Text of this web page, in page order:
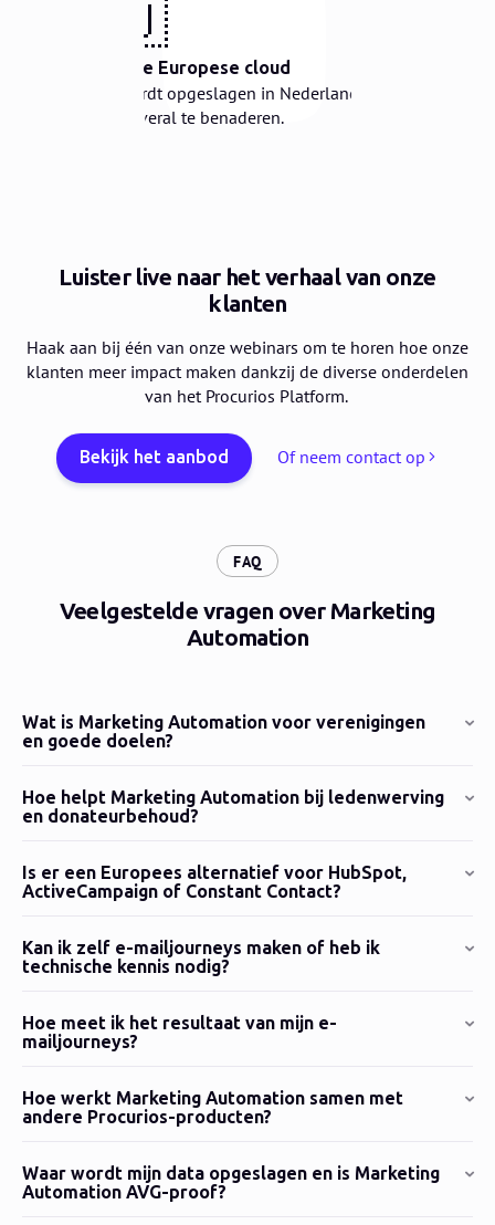
🇪🇺
Veilig in de Europese cloud
Je data wordt opgeslagen in Nederland, maar is
voor jou overal te benaderen.
Luister live naar het verhaal van onze
klanten
Haak aan bij één van onze webinars om te horen hoe onze
klanten meer impact maken dankzij de diverse onderdelen
van het Procurios Platform.
Bekijk het aanbod Of neem contact op
FAQ
Veelgestelde vragen over Marketing
Automation
Wat is Marketing Automation voor verenigingen
en goede doelen?
Hoe helpt Marketing Automation bij ledenwerving
en donateurbehoud?
Is er een Europees alternatief voor HubSpot,
ActiveCampaign of Constant Contact?
Kan ik zelf e-mailjourneys maken of heb ik
technische kennis nodig?
Hoe meet ik het resultaat van mijn e-
mailjourneys?
Hoe werkt Marketing Automation samen met
andere Procurios-producten?
Waar wordt mijn data opgeslagen en is Marketing
Automation AVG-proof?